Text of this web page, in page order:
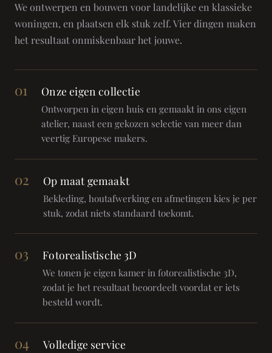
We ontwerpen en bouwen voor landelijke en klassieke
woningen, en plaatsen elk stuk zelf. Vier dingen maken
het resultaat onmiskenbaar het jouwe.
01 Onze eigen collectie
Ontworpen in eigen huis en gemaakt in ons eigen
atelier, naast een gekozen selectie van meer dan
veertig Europese makers.
02 Op maat gemaakt
Bekleding, houtafwerking en afmetingen kies je per
stuk, zodat niets standaard toekomt.
03 Fotorealistische 3D
We tonen je eigen kamer in fotorealistische 3D,
zodat je het resultaat beoordeelt voordat er iets
besteld wordt.
04 Volledige service